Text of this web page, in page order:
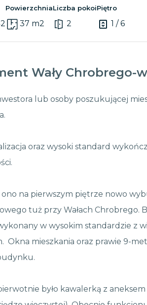
Powierzchnia
37 m2
Liczba pokoi
2
Piętro
1 / 6
Wały Chrobrego-
lub osoby poszukującej
oraz wysoki standard
ono na pierwszym piętrze nowo
tuż przy Wałach Chrobrego.
w wysokim standardzie z
Okna mieszkania oraz prawie 9-
było kawalerką z